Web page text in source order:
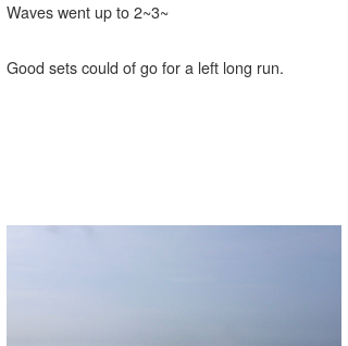
Waves went up to 2~3~
Good sets could of go for a left long run.